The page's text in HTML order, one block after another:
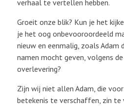
verhaal te vertellen hebben.
Groeit onze blik? Kun je het
je het oog onbevooroordeeld
nieuw en eenmalig, zoals Adam
namen mocht geven, volgens
overlevering?
Zijn wij niet allen Adam, die
betekenis te verschaffen, zin te